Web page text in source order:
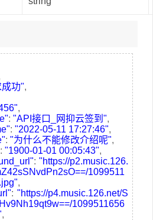
功",
,
: "API接口_网抑云签到",
: "2022-05-11 17:27:46",
: "为什么不能修改介绍呢",
: "1900-01-01 00:05:43",
: "https://p2.music.126.
1099511
,
: "https://p4.music.126.net/S
1099511656
,